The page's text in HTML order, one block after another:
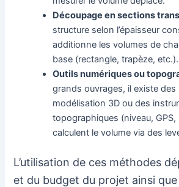
Découpage en sections
structure selon l’épaisseur
additionne les volumes de
base (rectangle, trapèze, etc.).
Outils numériques ou
grands ouvrages, il existe des
modélisation 3D ou des
topographiques (niveau,
calculent le volume via des
L’utilisation de ces méthodes
et du budget du projet ainsi